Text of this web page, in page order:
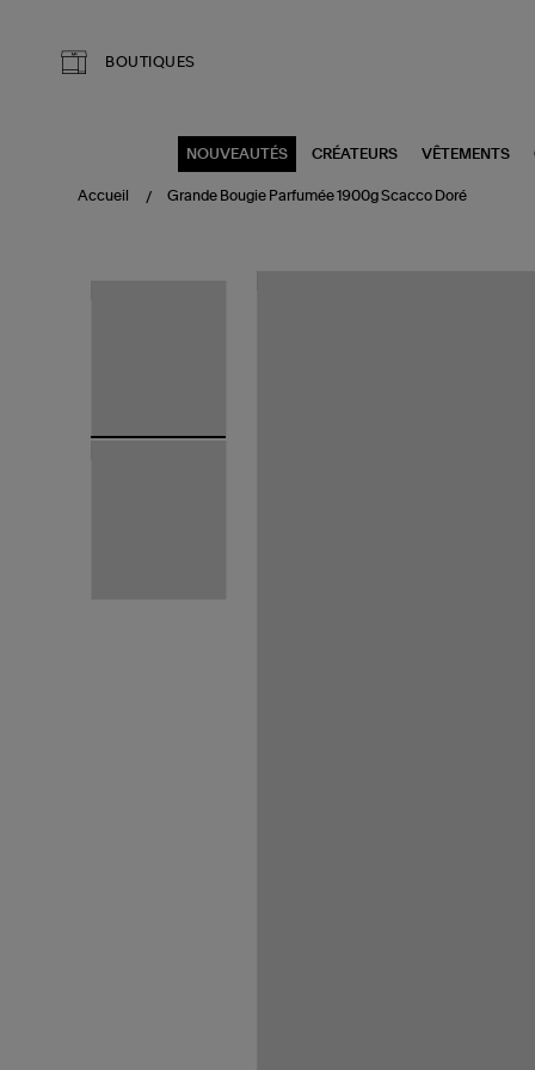
BOUTIQUES
NOUVEAUTÉS CRÉATEURS VÊTEMENTS
Accueil Grande Bougie Parfumée 1900g Scacco Doré